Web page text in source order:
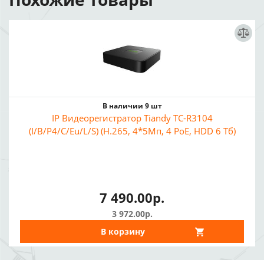
В наличии 9 шт
IP Видеорегистратор Tiandy TC-R3104
(I/B/P4/C/Eu/L/S) (H.265, 4*5Мп, 4 PoE, HDD 6 Тб)
7 490.00р.
3 972.00р.
В корзину